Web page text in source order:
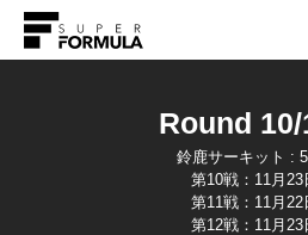
Round 10/
鈴鹿サーキット :
第10戦：11月23
第11戦：11月22
第12戦：11月23